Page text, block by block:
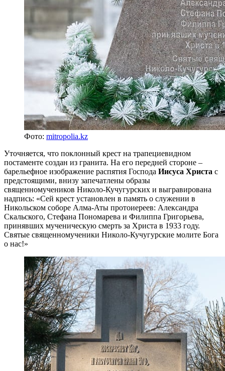
Фото: mitropolia.kz
Уточняется, что поклонный крест на трапециевидном
постаменте создан из гранита. На его передней стороне –
барельефное изображение распятия Господа Иисуса Христа с
предстоящими, внизу запечатлены образы
священномучеников Николо-Кучугурских и выгравирована
надпись: «Сей крест установлен в память о служении в
Никольском соборе Алма-Аты протоиереев: Александра
Скальского, Стефана Пономарева и Филиппа Григорьева,
принявших мученическую смерть за Христа в 1933 году.
Святые священномученики Николо-Кучугурские молите Бога
о нас!»